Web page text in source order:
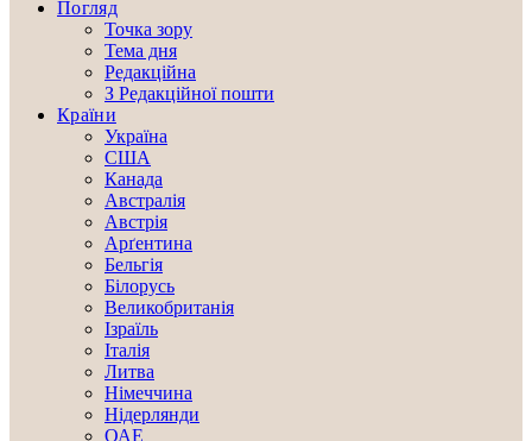
Погляд
Точка зору
Тема дня
Редакційна
З Редакційної пошти
Країни
Україна
США
Канада
Австралія
Австрія
Арґентина
Бельгія
Білорусь
Великобританія
Ізраїль
Італія
Литва
Німеччина
Нідерлянди
ОАЕ